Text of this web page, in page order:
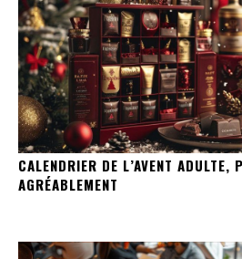
CALENDRIER DE L’AVENT ADULTE,
AGRÉABLEMENT